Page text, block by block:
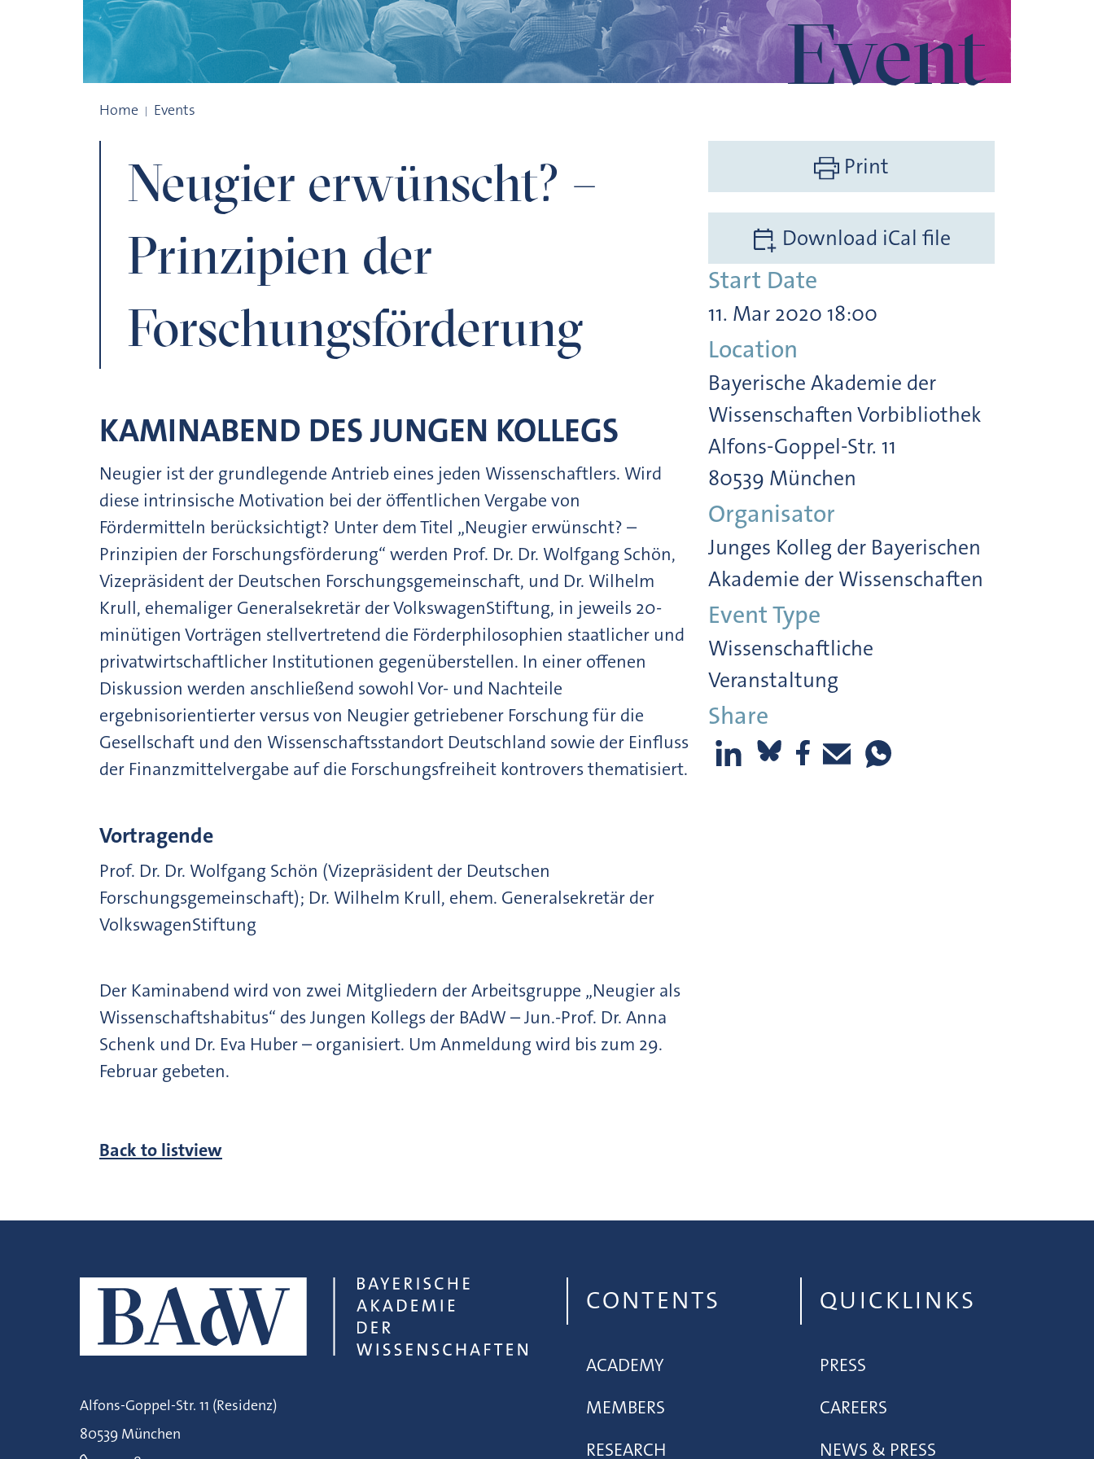
Event
Home Events
Neugier erwünscht? –
Prinzipien der
Forschungsförderung
KAMINABEND DES JUNGEN KOLLEGS
Neugier ist der grundlegende Antrieb eines jeden Wissenschaftlers. Wird
diese intrinsische Motivation bei der öffentlichen Vergabe von
Fördermitteln berücksichtigt? Unter dem Titel „Neugier erwünscht? –
Prinzipien der Forschungsförderung“ werden Prof. Dr. Dr. Wolfgang Schön,
Vizepräsident der Deutschen Forschungsgemeinschaft, und Dr. Wilhelm
Krull, ehemaliger Generalsekretär der VolkswagenStiftung, in jeweils 20-
minütigen Vorträgen stellvertretend die Förderphilosophien staatlicher und
privatwirtschaftlicher Institutionen gegenüberstellen. In einer offenen
Diskussion werden anschließend sowohl Vor- und Nachteile
ergebnisorientierter versus von Neugier getriebener Forschung für die
Gesellschaft und den Wissenschaftsstandort Deutschland sowie der Einfluss
der Finanzmittelvergabe auf die Forschungsfreiheit kontrovers thematisiert.
Vortragende
Prof. Dr. Dr. Wolfgang Schön (Vizepräsident der Deutschen
Forschungsgemeinschaft); Dr. Wilhelm Krull, ehem. Generalsekretär der
VolkswagenStiftung
Der Kaminabend wird von zwei Mitgliedern der Arbeitsgruppe „Neugier als
Wissenschaftshabitus“ des Jungen Kollegs der BAdW – Jun.-Prof. Dr. Anna
Schenk und Dr. Eva Huber – organisiert. Um Anmeldung wird bis zum 29.
Februar gebeten.
Print
Download iCal file
Start Date
11. Mar 2020 18:00
Location
Bayerische Akademie der
Wissenschaften Vorbibliothek
Alfons-Goppel-Str. 11
80539 München
Organisator
Junges Kolleg der Bayerischen
Akademie der Wissenschaften
Event Type
Wissenschaftliche
Veranstaltung
Share
Back to listview
Alfons-Goppel-Str. 11 (Residenz)
80539 München
CONTENTS
ACADEMY
MEMBERS
RESEARCH
QUICKLINKS
PRESS
CAREERS
NEWS & PRESS